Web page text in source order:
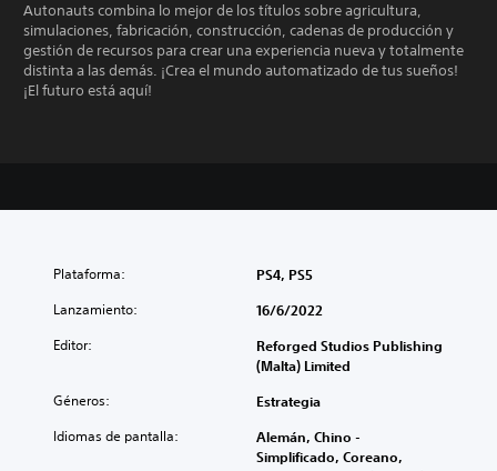
Autonauts combina lo mejor de los títulos sobre agricultura,
simulaciones, fabricación, construcción, cadenas de producción y
gestión de recursos para crear una experiencia nueva y totalmente
distinta a las demás. ¡Crea el mundo automatizado de tus sueños!
¡El futuro está aquí!
Plataforma: PS4, PS5
Lanzamiento: 16/6/2022
Editor:
Reforged Studios Publishing
(Malta) Limited
Géneros: Estrategia
Idiomas de pantalla:
Alemán, Chino -
Simplificado, Coreano,